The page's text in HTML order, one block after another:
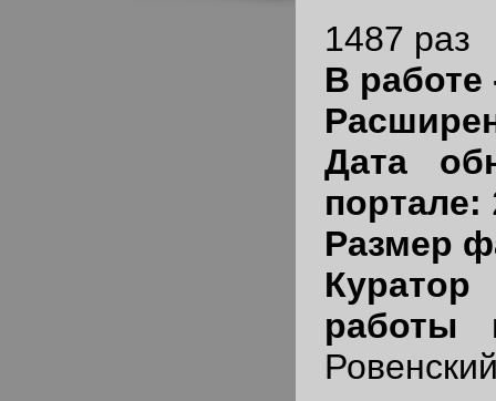
1487 раз
В
Дата
портале:
Размер
работы